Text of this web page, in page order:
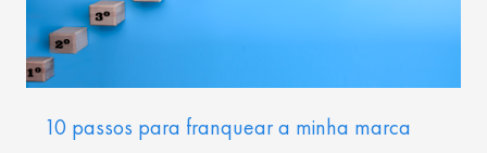
10 passos para franquear a minha marca